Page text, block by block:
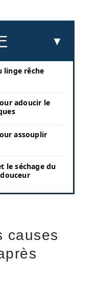
linge rêche
adoucir le
assouplir
le séchage du
causes